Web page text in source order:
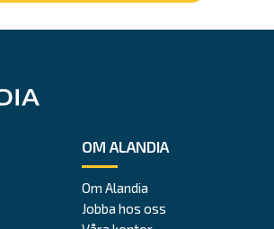
OM ALANDIA
Om Alandia
Jobba hos oss